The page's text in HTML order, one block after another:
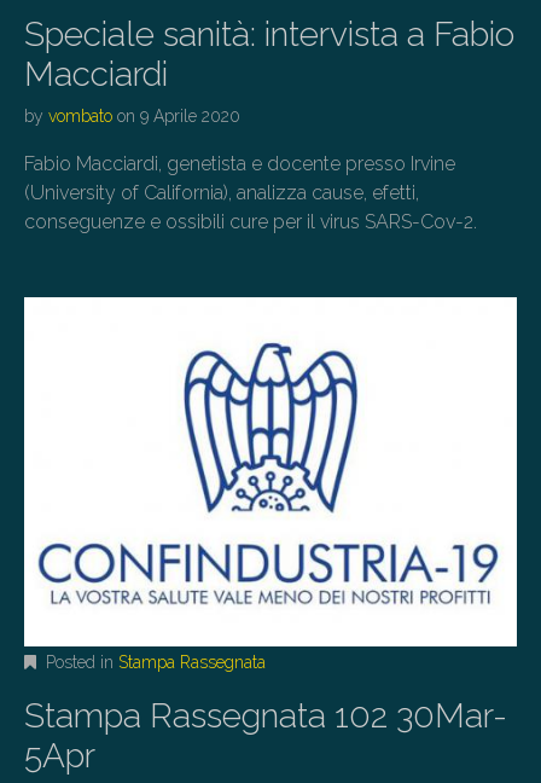
Speciale sanità: intervista a Fabio
Macciardi
by vombato on 9 Aprile 2020
Fabio Macciardi, genetista e docente presso Irvine
(University of California), analizza cause, efetti,
conseguenze e ossibili cure per il virus SARS-Cov-2.
Posted in Stampa Rassegnata
Stampa Rassegnata 102 30Mar-
5Apr